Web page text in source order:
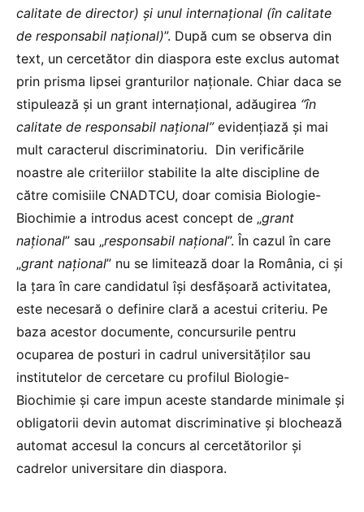
calitate de director) și unul internațional (în calitate
de responsabil național)”. După cum se observa din
text, un cercetător din diaspora este exclus automat
prin prisma lipsei granturilor naționale. Chiar daca se
stipulează și un grant internațional, adăugirea “în
calitate de responsabil național”evidențiază și mai
mult caracterul discriminatoriu. Din verificările
noastre ale criteriilor stabilite la alte discipline de
către comisiile CNADTCU, doar comisia Biologie-
Biochimie a introdus acest concept de „grant
național” sau „responsabil național”. În cazul în care
„grant național” nu se limitează doar la România, ci și
la țara în care candidatul își desfășoară activitatea,
este necesară o definire clară a acestui criteriu. Pe
baza acestor documente, concursurile pentru
ocuparea de posturi in cadrul universităților sau
institutelor de cercetare cu profilul Biologie-
Biochimie și care impun aceste standarde minimale și
obligatorii devin automat discriminative și blochează
automat accesul la concurs al cercetătorilor și
cadrelor universitare din diaspora.